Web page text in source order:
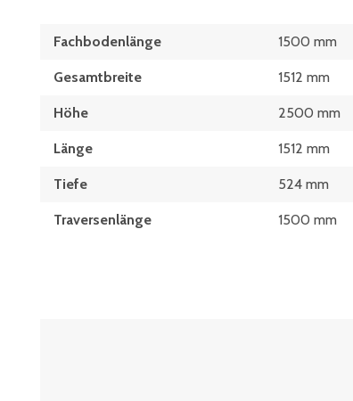
Fachbodenlänge 1500 mm
Gesamtbreite 1512 mm
Höhe 2500 mm
Länge 1512 mm
Tiefe 524 mm
Traversenlänge 1500 mm